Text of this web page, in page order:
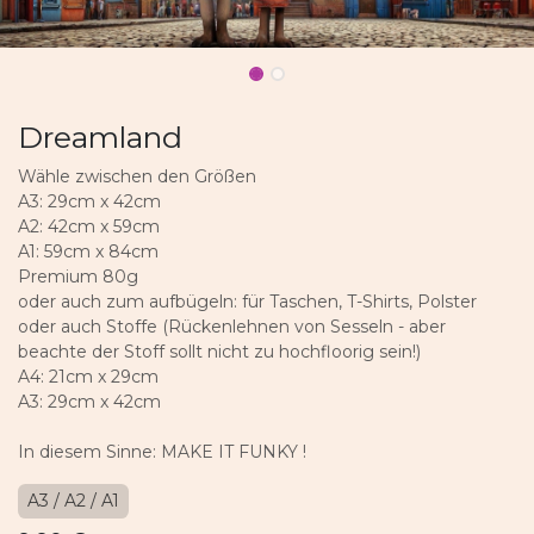
Dreamland
Wähle zwischen den Größen
A3: 29cm x 42cm
A2: 42cm x 59cm
A1: 59cm x 84cm
Premium 80g
oder auch zum aufbügeln: für Taschen, T-Shirts, Polster
oder auch Stoffe (Rückenlehnen von Sesseln - aber
beachte der Stoff sollt nicht zu hochfloorig sein!)
A4: 21cm x 29cm
A3: 29cm x 42cm
In diesem Sinne: MAKE IT FUNKY !
A3 / A2 / A1